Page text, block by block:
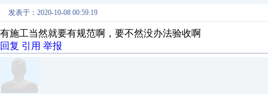
发表于：2020-10-08 00:59:19
有施工当然就要有规范啊，要不然没办法验收啊
回复 引用 举报